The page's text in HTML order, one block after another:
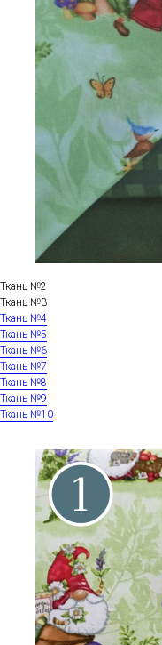
Ткань №2
Ткань №3
Ткань №4
Ткань №5
Ткань №6
Ткань №7
Ткань №8
Ткань №9
Ткань №10